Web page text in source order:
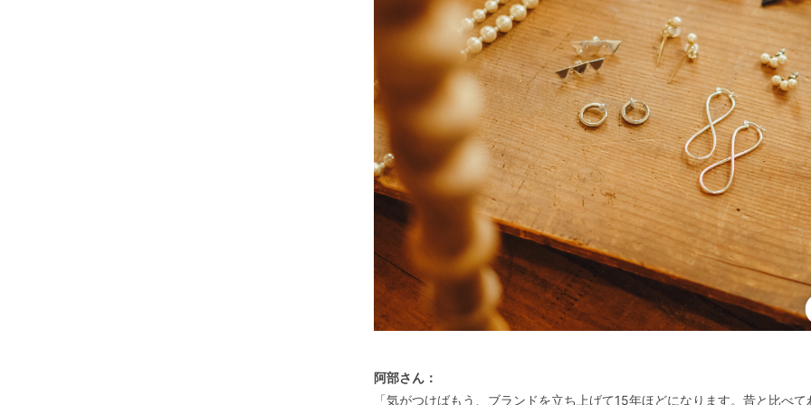
阿部さん：
「気がつけばもう、ブランドを立ち上げて15年ほどになります。昔と比べて